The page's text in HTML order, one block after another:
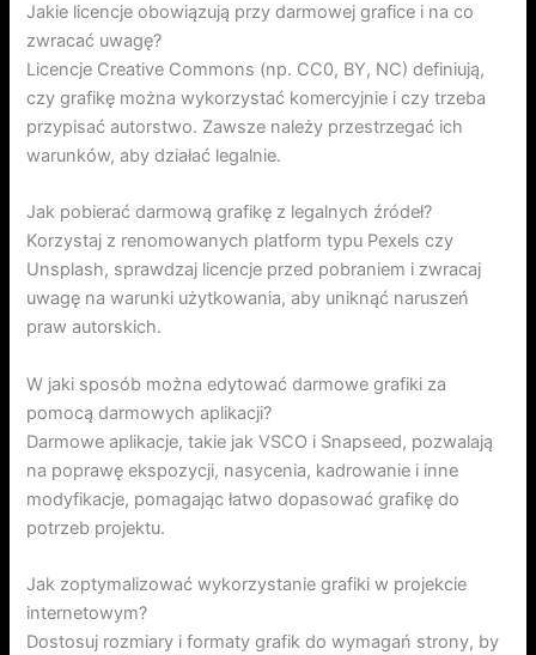
Jakie licencje obowiązują przy darmowej grafice i na co
zwracać uwagę?
Licencje Creative Commons (np. CC0, BY, NC) definiują,
czy grafikę można wykorzystać komercyjnie i czy trzeba
przypisać autorstwo. Zawsze należy przestrzegać ich
warunków, aby działać legalnie.
Jak pobierać darmową grafikę z legalnych źródeł?
Korzystaj z renomowanych platform typu Pexels czy
Unsplash, sprawdzaj licencje przed pobraniem i zwracaj
uwagę na warunki użytkowania, aby uniknąć naruszeń
praw autorskich.
W jaki sposób można edytować darmowe grafiki za
pomocą darmowych aplikacji?
Darmowe aplikacje, takie jak VSCO i Snapseed, pozwalają
na poprawę ekspozycji, nasycenia, kadrowanie i inne
modyfikacje, pomagając łatwo dopasować grafikę do
potrzeb projektu.
Jak zoptymalizować wykorzystanie grafiki w projekcie
internetowym?
Dostosuj rozmiary i formaty grafik do wymagań strony, by